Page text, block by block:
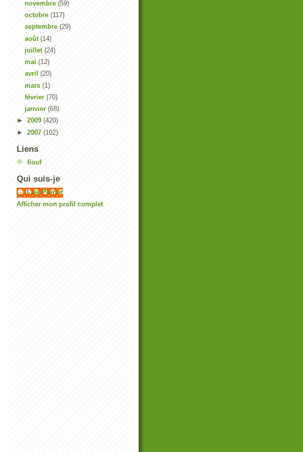
novembre (59)
octobre (117)
septembre (29)
août (14)
juillet (24)
mai (12)
avril (20)
mars (1)
février (70)
janvier (68)
► 2009 (420)
► 2007 (102)
Liens
fiouf
Qui suis-je
Lise Poirier
Afficher mon profil complet